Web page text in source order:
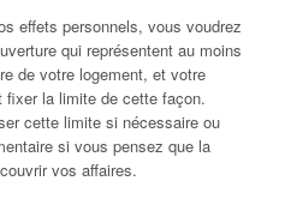
effets personnels, vous voudrez
qui représentent au moins
de votre logement, et votre
fixer la limite de cette façon.
cette limite si nécessaire ou
si vous pensez que la
vos affaires.